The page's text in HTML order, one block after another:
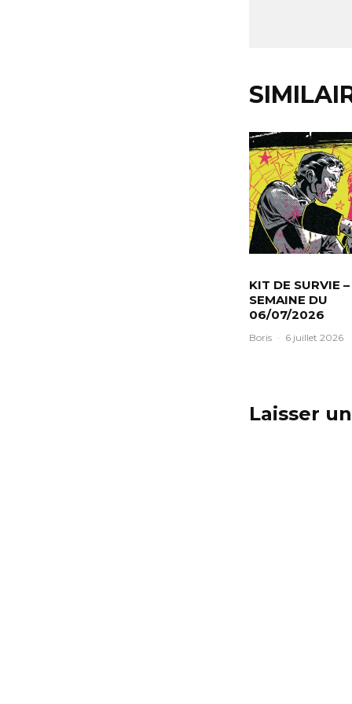
KIT DE SURVIE –
SEMAINE DU
06/07/2026
Boris · 6 juillet 2026
Laisser